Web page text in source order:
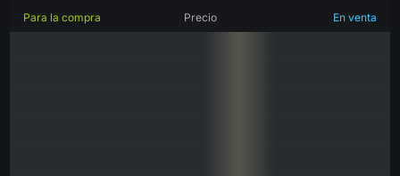
Para la compra Precio En venta